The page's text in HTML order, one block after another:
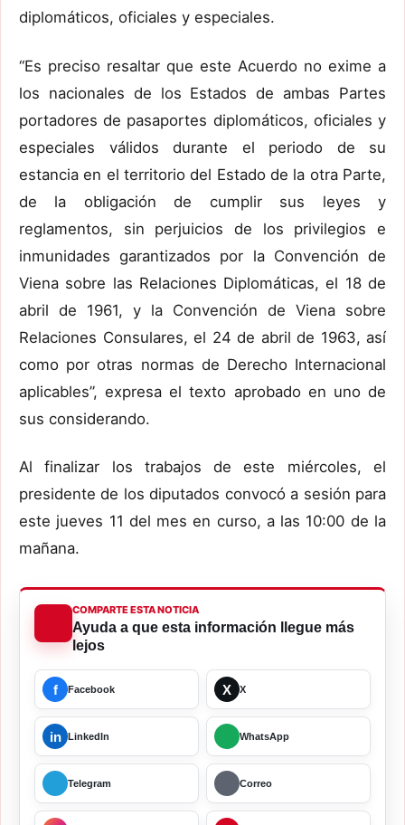
diplomáticos, oficiales y especiales.
“Es preciso resaltar que este Acuerdo no exime a
los nacionales de los Estados de ambas Partes
portadores de pasaportes diplomáticos, oficiales y
especiales válidos durante el periodo de su
estancia en el territorio del Estado de la otra Parte,
de la obligación de cumplir sus leyes y
reglamentos, sin perjuicios de los privilegios e
inmunidades garantizados por la Convención de
Viena sobre las Relaciones Diplomáticas, el 18 de
abril de 1961, y la Convención de Viena sobre
Relaciones Consulares, el 24 de abril de 1963, así
como por otras normas de Derecho Internacional
aplicables”, expresa el texto aprobado en uno de
sus considerando.
Al finalizar los trabajos de este miércoles, el
presidente de los diputados convocó a sesión para
este jueves 11 del mes en curso, a las 10:00 de la
mañana.
COMPARTE ESTA NOTICIA
Ayuda a que esta información llegue más
lejos
f Facebook X X
in LinkedIn WhatsApp
Telegram Correo